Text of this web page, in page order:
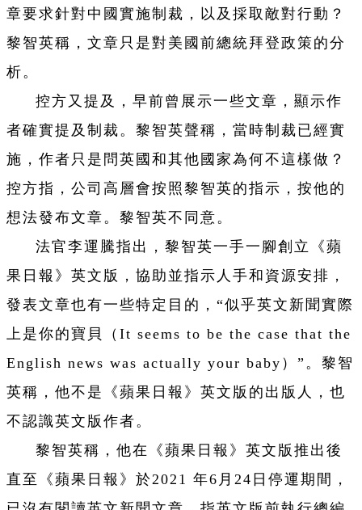
章要求針對中國實施制裁，以及採取敵對行動？
黎智英稱，文章只是對美國前總統拜登政策的分
析。
控方又提及，早前曾展示一些文章，顯示作
者確實提及制裁。黎智英聲稱，當時制裁已經實
施，作者只是問英國和其他國家為何不這樣做？
控方指，公司高層會按照黎智英的指示，按他的
想法發布文章。黎智英不同意。
法官李運騰指出，黎智英一手一腳創立《蘋
果日報》英文版，協助並指示人手和資源安排，
發表文章也有一些特定目的，“似乎英文新聞實際
上是你的寶貝（It seems to be the case that the
English news was actually your baby）”。黎智
英稱，他不是《蘋果日報》英文版的出版人，也
不認識英文版作者。
黎智英稱，他在《蘋果日報》英文版推出後
直至《蘋果日報》於2021 年6月24日停運期間，